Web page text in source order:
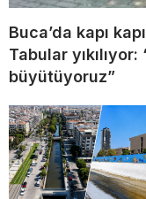
Buca’da kapı
Tabular yıkılıyor:
büyütüyoruz”